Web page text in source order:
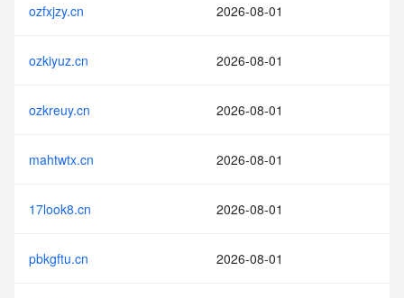
ozfxjzy.cn 2026-08-01
ozkiyuz.cn 2026-08-01
ozkreuy.cn 2026-08-01
mahtwtx.cn 2026-08-01
17look8.cn 2026-08-01
pbkgftu.cn 2026-08-01